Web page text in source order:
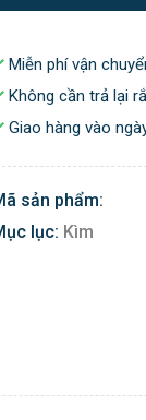
Miễn phí vận
Không cần trả lại
Giao hàng vào
sản phẩm:
lục: Kìm